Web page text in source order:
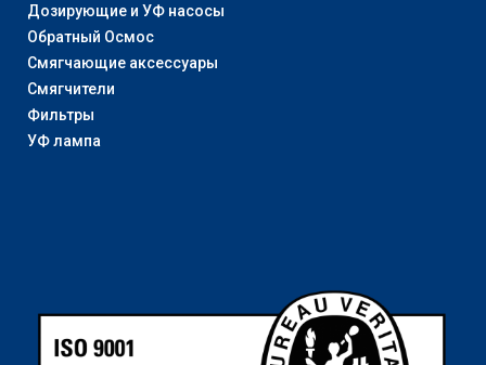
Дозирующие и УФ насосы
Обратный Осмос
Смягчающие аксессуары
Смягчители
Фильтры
УФ лампа